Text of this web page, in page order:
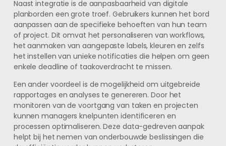
Naast integratie is de aanpasbaarheid van digitale
planborden een grote troef. Gebruikers kunnen het bord
aanpassen aan de specifieke behoeften van hun team
of project. Dit omvat het personaliseren van workflows,
het aanmaken van aangepaste labels, kleuren en zelfs
het instellen van unieke notificaties die helpen om geen
enkele deadline of taakoverdracht te missen.
Een ander voordeel is de mogelijkheid om uitgebreide
rapportages en analyses te genereren. Door het
monitoren van de voortgang van taken en projecten
kunnen managers knelpunten identificeren en
processen optimaliseren. Deze data-gedreven aanpak
helpt bij het nemen van onderbouwde beslissingen die